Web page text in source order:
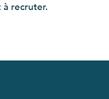
recruter.